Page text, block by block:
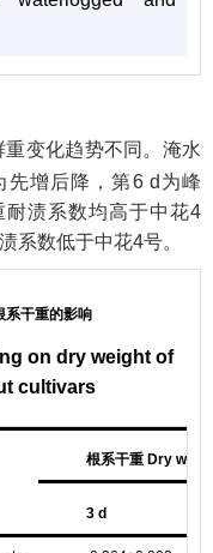
变化趋势不同。淹水
先增后降，第6 d为峰
渍系数均高于中花4
系数低于中花4号。
系干重的影响
on dry weight of
cultivars
根系干重 Dry
3 d